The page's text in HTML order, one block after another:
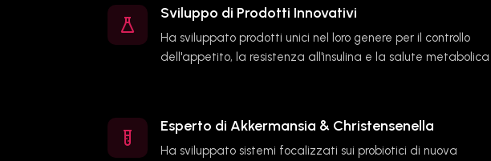
Sviluppo di Prodotti Innovativi
Ha sviluppato prodotti unici nel loro genere per il controllo
dell'appetito, la resistenza all'insulina e la salute metabolica
Esperto di Akkermansia & Christensenella
Ha sviluppato sistemi focalizzati sui probiotici di nuova